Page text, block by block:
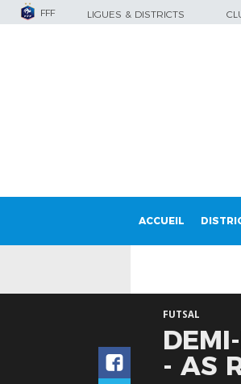
FFF LIGUES & DISTRICTS
ACCUEIL
FUTSAL
- AS